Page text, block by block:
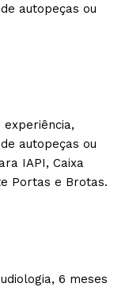
autopeças ou
autopeças ou
IAPI, Caixa
Portas e Brotas.
6 meses